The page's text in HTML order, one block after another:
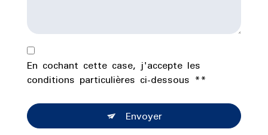
En cochant cette case, j'accepte les
conditions particulières ci-dessous **
Envoyer